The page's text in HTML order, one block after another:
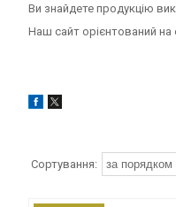
Ви знайдете продукцію
Наш сайт орієнтований на